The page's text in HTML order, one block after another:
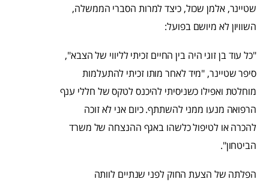
שטיינר, אלמן שכול, כיצד למרות הסברי הממשלה,
השוויון לא מיושם בפועל:
"כל עוד בן זוגי היה בין החיים זכיתי לליווי של הצבא",
סיפר שטיינר, "מיד לאחר מותו זכיתי להתעלמות
מוחלטת ואפילו כשניסיתי להיכנס לטקס של חללי ענף
הרפואה מנעו ממני להשתתף. כיום אני לא זוכה
להכרה או לטיפול כלשהו באגף ההנצחה של משרד
הביטחון".
הפלתה של הצעת החוק לפני שנתיים לוותה